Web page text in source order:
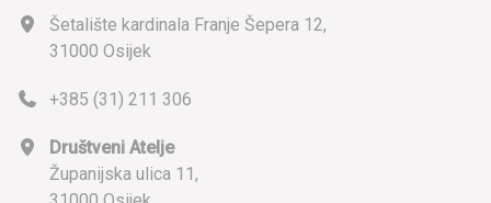
Šetalište kardinala Franje Šepera 12,
31000 Osijek
+385 (31) 211 306
Društveni Atelje
Županijska ulica 11,